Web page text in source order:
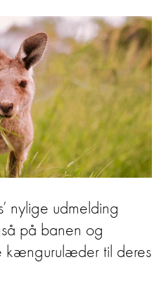
nylige udmelding
på banen og
kængurulæder til deres